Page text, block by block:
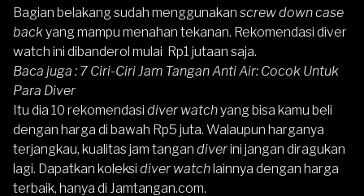
Bagian belakang sudah menggunakan screw down case
backyang mampu menahan tekanan. Rekomendasi diver
watch ini dibanderol mulai Rp1 jutaan saja.
Baca juga : 7 Ciri-Ciri Jam Tangan Anti Air: Cocok Untuk
Para Diver
Itu dia 10 rekomendasi diver watchyang bisa kamu beli
dengan harga di bawah Rp5 juta. Walaupun harganya
terjangkau, kualitas jam tangan diverini jangan diragukan
lagi. Dapatkan koleksi diver watch lainnya dengan harga
terbaik, hanya di Jamtangan.com.